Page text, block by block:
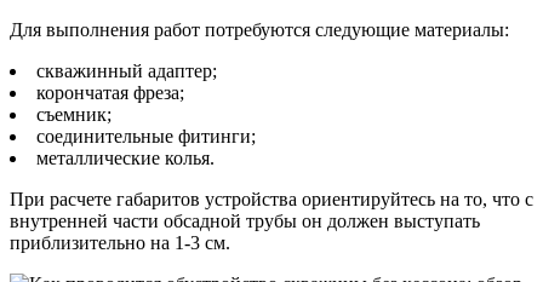
Для выполнения работ потребуются следующие материалы:
скважинный адаптер;
корончатая фреза;
съемник;
соединительные фитинги;
металлические колья.
При расчете габаритов устройства ориентируйтесь на то, что с
внутренней части обсадной трубы он должен выступать
приблизительно на 1-3 см.